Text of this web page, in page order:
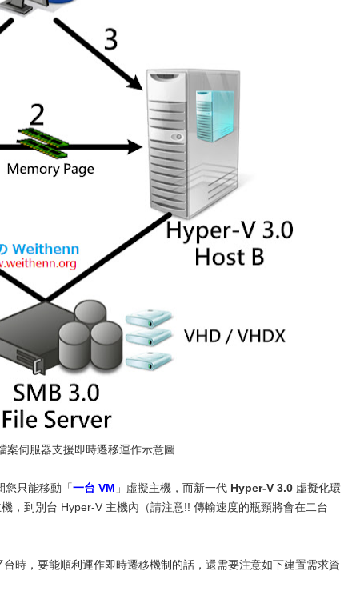
案伺服器支援即時遷移運作示意圖
您只能移動「一台 VM 」虛擬主機，而新一代 Hyper-V 3.0 虛擬化環
機，到別台 Hyper-V 主機內（請注意!! 傳輸速度的瓶頸將會在二台
時，要能順利運作即時遷移機制的話，還需要注意如下建置需求資